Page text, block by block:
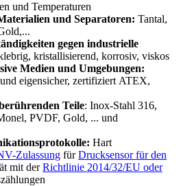
und Temperaturen
und Separatoren: Tantal,
gegen industrielle
kristallisierend, korrosiv, viskos
Medien und Umgebungen:
und eigensicher, zertifiziert ATEX,
Teile: Inox-Stahl 316,
PVDF, Gold, ... und
Hart
Zulassung fürDrucksensor für den
mit derRichtlinie 2014/32/EU oder